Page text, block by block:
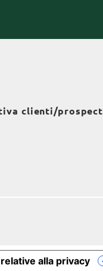
clienti/prospect
alla privacy